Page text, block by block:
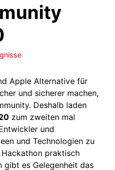
Apple Alternative für
und sicherer machen,
Deshalb laden
zum zweiten mal
und
und Technologien zu
praktisch
gibt es Gelegenheit das